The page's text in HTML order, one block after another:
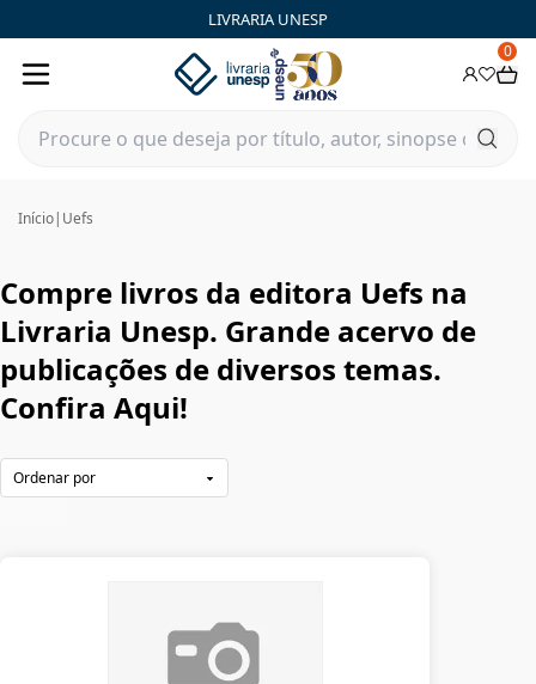
LIVRARIA UNESP
0
Início| Uefs
Compre livros da editora Uefs na
Livraria Unesp. Grande acervo de
publicações de diversos temas.
Confira Aqui!
Uefs|Livraria Unesp | FastStore PLP